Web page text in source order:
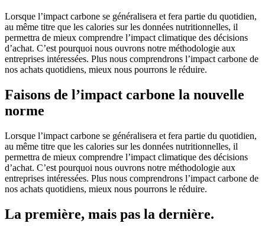
Lorsque l’impact carbone se généralisera et fera partie du quotidien,
au même titre que les calories sur les données nutritionnelles, il
permettra de mieux comprendre l’impact climatique des décisions
d’achat. C’est pourquoi nous ouvrons notre méthodologie aux
entreprises intéressées. Plus nous comprendrons l’impact carbone de
nos achats quotidiens, mieux nous pourrons le réduire.
Faisons de l’impact carbone la nouvelle
norme
Lorsque l’impact carbone se généralisera et fera partie du quotidien,
au même titre que les calories sur les données nutritionnelles, il
permettra de mieux comprendre l’impact climatique des décisions
d’achat. C’est pourquoi nous ouvrons notre méthodologie aux
entreprises intéressées. Plus nous comprendrons l’impact carbone de
nos achats quotidiens, mieux nous pourrons le réduire.
La première, mais pas la dernière.